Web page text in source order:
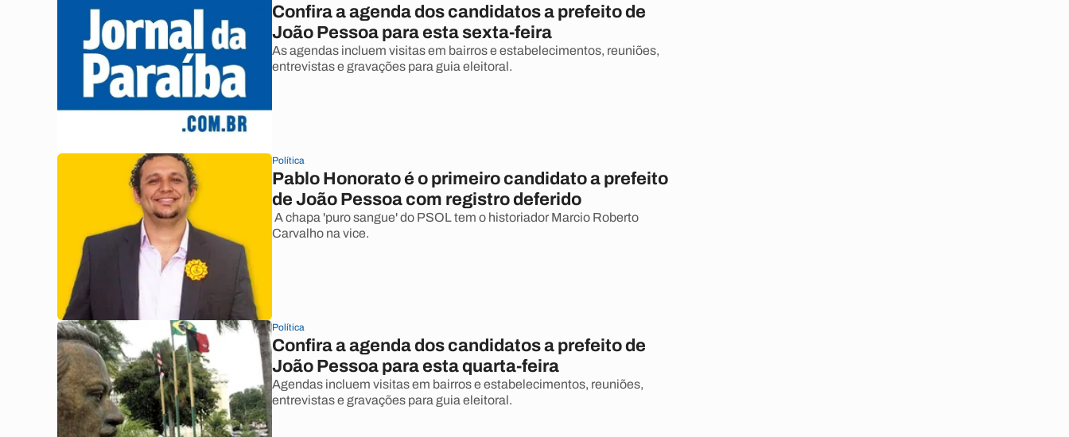
Confira a agenda dos candidatos a prefeito de
João Pessoa para esta sexta-feira
As agendas incluem visitas em bairros e estabelecimentos, reuniões,
entrevistas e gravações para guia eleitoral.
Política
Pablo Honorato é o primeiro candidato a prefeito
de João Pessoa com registro deferido
A chapa 'puro sangue' do PSOL tem o historiador Marcio Roberto
Carvalho na vice.
Política
Confira a agenda dos candidatos a prefeito de
João Pessoa para esta quarta-feira
Agendas incluem visitas em bairros e estabelecimentos, reuniões,
entrevistas e gravações para guia eleitoral.